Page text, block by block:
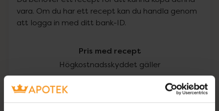
vara. Om du har ett recept kan du handla genom
att logga in med ditt bank-ID.
Pris med recept
Högkostnadsskyddet gäller
1257,75 kr